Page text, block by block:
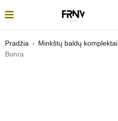
Pradžia › Minkštų baldų komplektai
Bonra